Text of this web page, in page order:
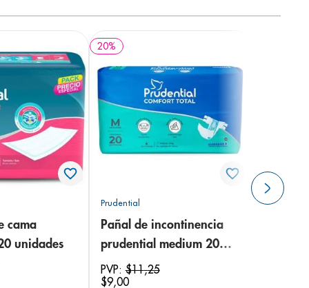
cama
unidades
20%
Prudential
Pañal de incontinencia
prudential medium 20
unidades
PVP:$11,25
$9,00